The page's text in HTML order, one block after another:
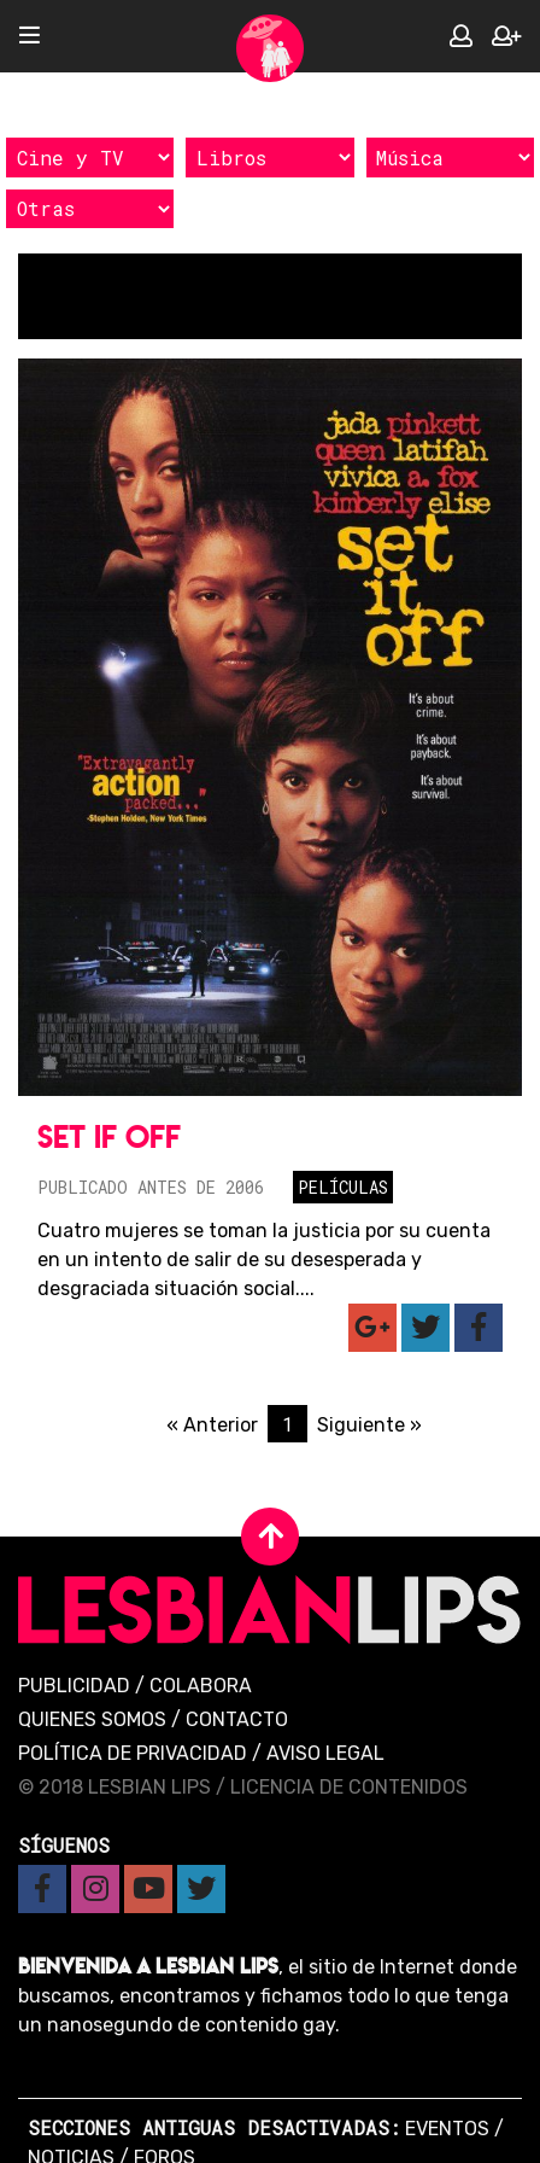
SET IF OFF
PUBLICADO ANTES DE 2006
PELÍCULAS
Cuatro mujeres se toman la justicia por su cuenta
en un intento de salir de su desesperada y
desgraciada situación social....
« Anterior 1 Siguiente »
PUBLICIDAD / COLABORA
QUIENES SOMOS / CONTACTO
POLÍTICA DE PRIVACIDAD / AVISO LEGAL
© 2018 LESBIAN LIPS / LICENCIA DE CONTENIDOS
SÍGUENOS
BIENVENIDA A LESBIAN LIPS, el sitio de Internet donde
buscamos, encontramos y fichamos todo lo que tenga
un nanosegundo de contenido gay.
SECCIONES ANTIGUAS DESACTIVADAS: EVENTOS /
NOTICIAS / FOROS